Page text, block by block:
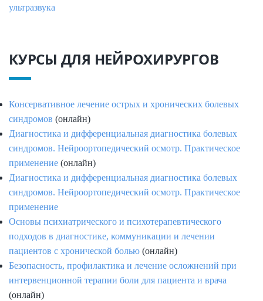
ультразвука
КУРСЫ ДЛЯ НЕЙРОХИРУРГОВ
Консервативное лечение острых и хронических болевых
синдромов (онлайн)
Диагностика и дифференциальная диагностика болевых
синдромов. Нейроортопедический осмотр. Практическое
применение (онлайн)
Диагностика и дифференциальная диагностика болевых
синдромов. Нейроортопедический осмотр. Практическое
применение
Основы психиатрического и психотерапевтического
подходов в диагностике, коммуникации и лечении
пациентов с хронической болью (онлайн)
Безопасность, профилактика и лечение осложнений при
интервенционной терапии боли для пациента и врача
(онлайн)